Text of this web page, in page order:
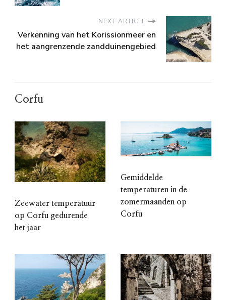
NEXT ARTICLE
Verkenning van het Korissionmeer en
het aangrenzende zandduinengebied
Corfu
Zeewater temperatuur
op Corfu gedurende
het jaar
Gemiddelde
temperaturen in de
zomermaanden op
Corfu